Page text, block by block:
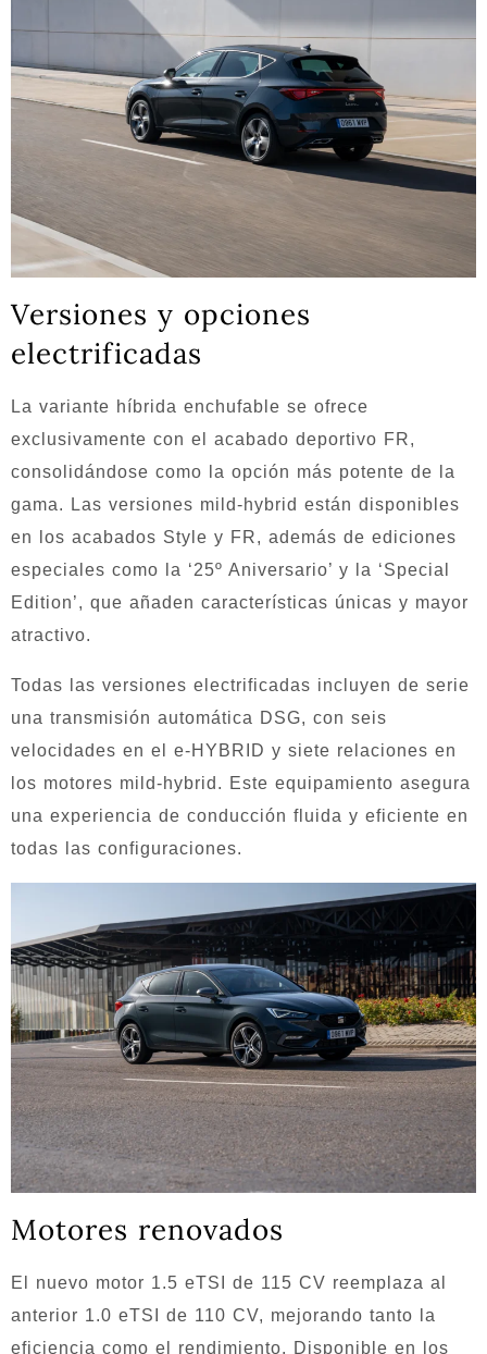
Versiones y opciones
electrificadas
La variante híbrida enchufable se ofrece
exclusivamente con el acabado deportivo FR,
consolidándose como la opción más potente de la
gama. Las versiones mild-hybrid están disponibles
en los acabados Style y FR, además de ediciones
especiales como la ‘25º Aniversario’ y la ‘Special
Edition’, que añaden características únicas y mayor
atractivo.
Todas las versiones electrificadas incluyen de serie
una transmisión automática DSG, con seis
velocidades en el e-HYBRID y siete relaciones en
los motores mild-hybrid. Este equipamiento asegura
una experiencia de conducción fluida y eficiente en
todas las configuraciones.
Motores renovados
El nuevo motor 1.5 eTSI de 115 CV reemplaza al
anterior 1.0 eTSI de 110 CV, mejorando tanto la
eficiencia como el rendimiento. Disponible en los